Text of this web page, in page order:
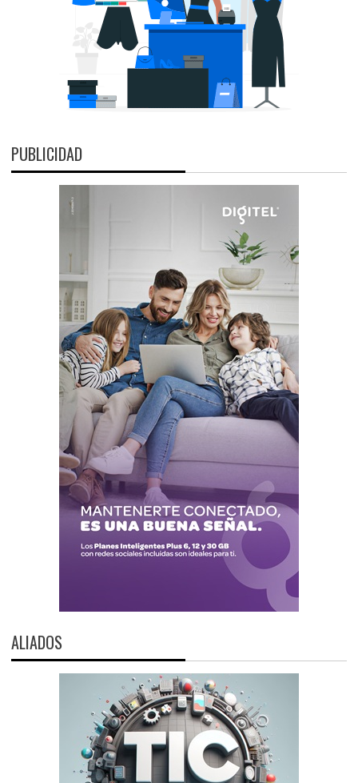
PUBLICIDAD
ALIADOS